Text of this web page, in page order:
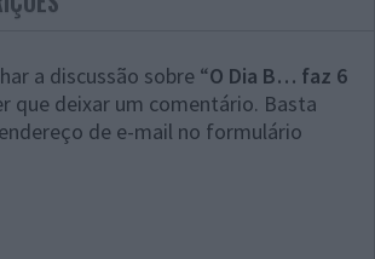
a discussão sobre “O Dia B… faz 6
que deixar um comentário. Basta
de e-mail no formulário